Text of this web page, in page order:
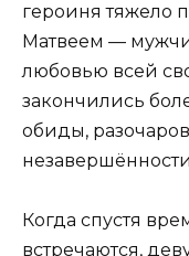
героиня тяжело
Матвеем —
любовью всей
закончились
обиды,
Когда спустя
встречаются,